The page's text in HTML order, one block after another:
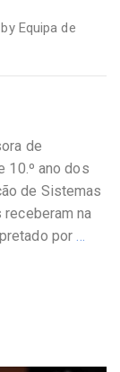
by Equipa de
de
10.º ano dos
de Sistemas
na
por…